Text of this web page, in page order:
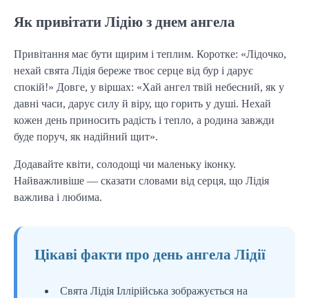
Як привітати Лідію з днем ангела
Привітання має бути щирим і теплим. Коротке: «Лідочко,
нехай свята Лідія береже твоє серце від бур і дарує
спокій!» Довге, у віршах: «Хай ангел твій небесний, як у
давні часи, дарує силу й віру, що горить у душі. Нехай
кожен день приносить радість і тепло, а родина завжди
буде поруч, як надійний щит».
Додавайте квіти, солодощі чи маленьку іконку.
Найважливіше — сказати словами від серця, що Лідія
важлива і любима.
Цікаві факти про день ангела Лідії
Свята Лідія Іллірійська зображується на